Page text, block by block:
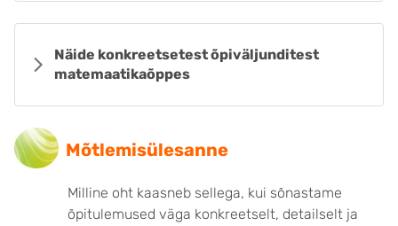
Näide konkreetsetest õpiväljunditest
matemaatikaõppes
Mõtlemisülesanne
Milline oht kaasneb sellega, kui sõnastame
õpitulemused väga konkreetselt, detailselt ja